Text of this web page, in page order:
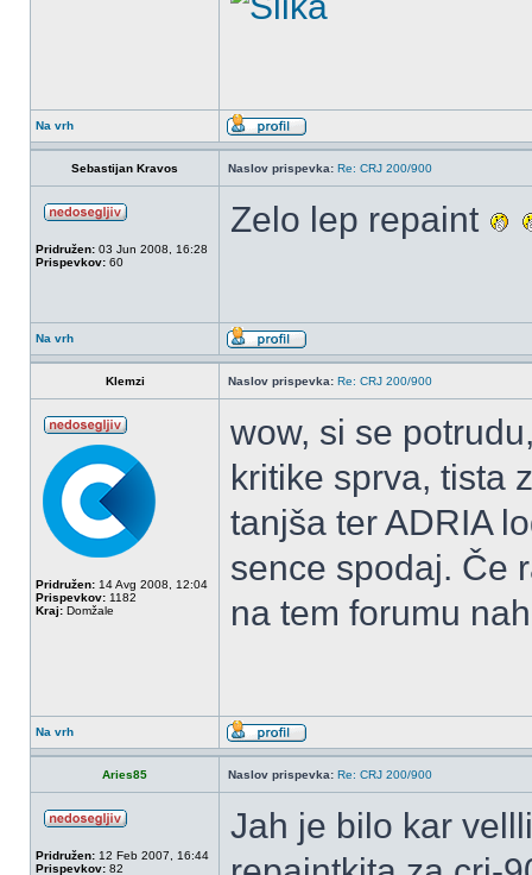
Na vrh
Sebastijan Kravos Naslov prispevka: Re: CRJ 200/900
Pridružen: 03 Jun 2008, 16:28
Prispevkov: 60
Zelo lep repaint
Na vrh
Klemzi Naslov prispevka: Re: CRJ 200/900
Pridružen: 14 Avg 2008, 12:04
Prispevkov: 1182
Kraj: Domžale
wow, si se
kritike sprva, tista
tanjša ter ADRIA
sence spodaj. Če
na tem forumu
Na vrh
Aries85 Naslov prispevka: Re: CRJ 200/900
Pridružen: 12 Feb 2007, 16:44
Prispevkov: 82
Jah je bilo kar